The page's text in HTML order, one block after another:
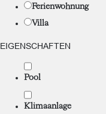
Ferienwohnung
Villa
EIGENSCHAFTEN
Pool
Klimaanlage